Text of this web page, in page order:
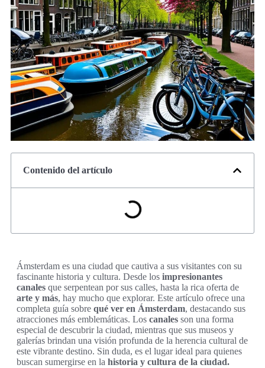
Contenido del artículo
Ámsterdam es una ciudad que cautiva a sus visitantes con su
fascinante historia y cultura. Desde los impresionantes
canales que serpentean por sus calles, hasta la rica oferta de
arte y más, hay mucho que explorar. Este artículo ofrece una
completa guía sobre qué ver en Ámsterdam, destacando sus
atracciones más emblemáticas. Los canales son una forma
especial de descubrir la ciudad, mientras que sus museos y
galerías brindan una visión profunda de la herencia cultural de
este vibrante destino. Sin duda, es el lugar ideal para quienes
buscan sumergirse en la historia y cultura de la ciudad.